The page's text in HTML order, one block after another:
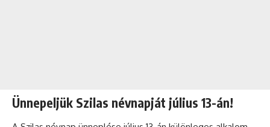
Ünnepeljük Szilas névnapját július 13-án!